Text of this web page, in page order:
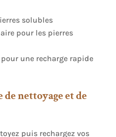
solubles
pour les pierres
une recharge rapide
nettoyage et de
puis rechargez vos